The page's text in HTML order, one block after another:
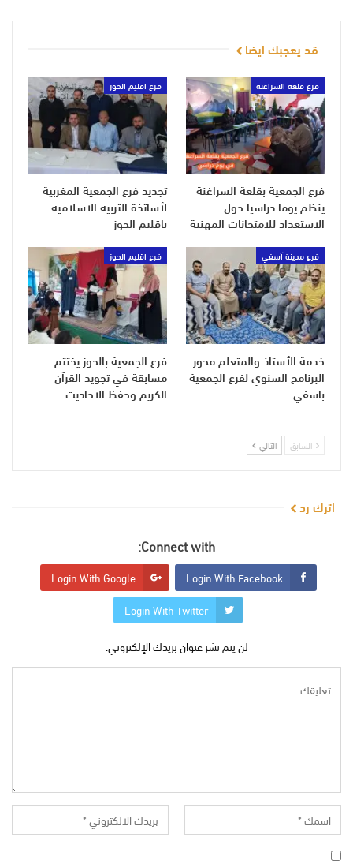
قد يعجبك ايضا
فرع قلعة السراغنة
فرع الجمعية بقلعة السراغنة
ينظم يوما دراسيا حول
الاستعداد للامتحانات المهنية
فرع اقليم الحوز
تجديد فرع الجمعية المغربية
لأساتذة التربية الاسلامية
باقليم الحوز
فرع مدينة آسفي
خدمة الأستاذ والمتعلم محور
البرنامج السنوي لفرع الجمعية
باسفي
فرع اقليم الحوز
فرع الجمعية بالحوز يختتم
مسابقة في تجويد القرآن
الكريم وحفظ الاحاديث
السابق التالي
اترك رد
Connect with:
Login With Facebook
Login With Google
Login With Twitter
لن يتم نشر عنوان بريدك الإلكتروني.